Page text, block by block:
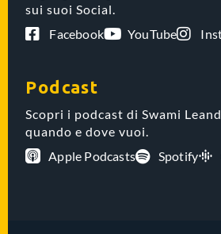
sui suoi Social.
Facebook
YouTube
Podcast
Scopri i podcast di Swami
quando e dove vuoi.
Apple Podcasts
Spotify